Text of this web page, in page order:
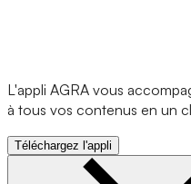
L'appli AGRA vous
à tous vos contenus en un
Téléchargez l'appli